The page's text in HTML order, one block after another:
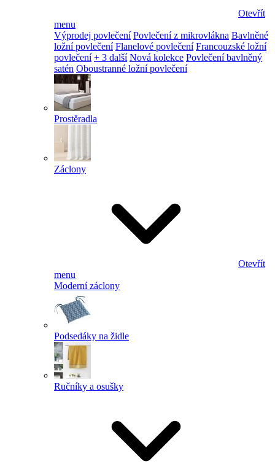
Otevřít
menu
Výprodej povlečení Povlečení z mikrovlákna Bavlněné
ložní povlečení Flanelové povlečení Francouzské ložní
povlečení + 3 další Nová kolekce Povlečení bavlněný
satén Oboustranné ložní povlečení
Prostěradla
Záclony
Otevřít
menu
Moderní záclony
Podsedáky na židle
Ručníky a osušky